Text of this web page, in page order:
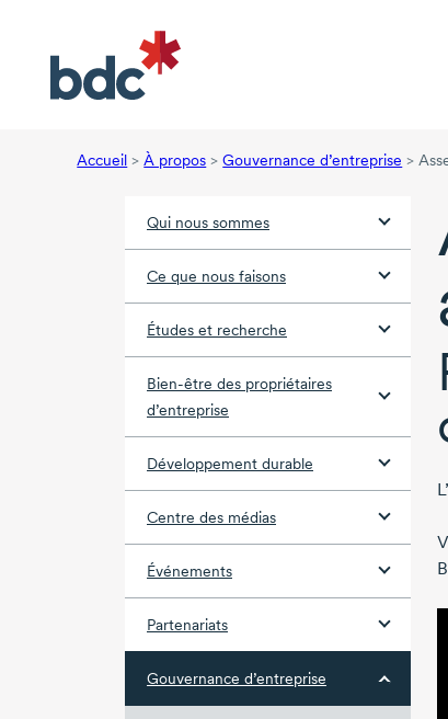
Accueil > À propos > Gouvernance d’entreprise >
Qui nous sommes
Ce que nous faisons
Études et recherche
Bien-être des propriétaires
d’entreprise
Développement durable
Centre des médias
Événements
Partenariats
Gouvernance d’entreprise